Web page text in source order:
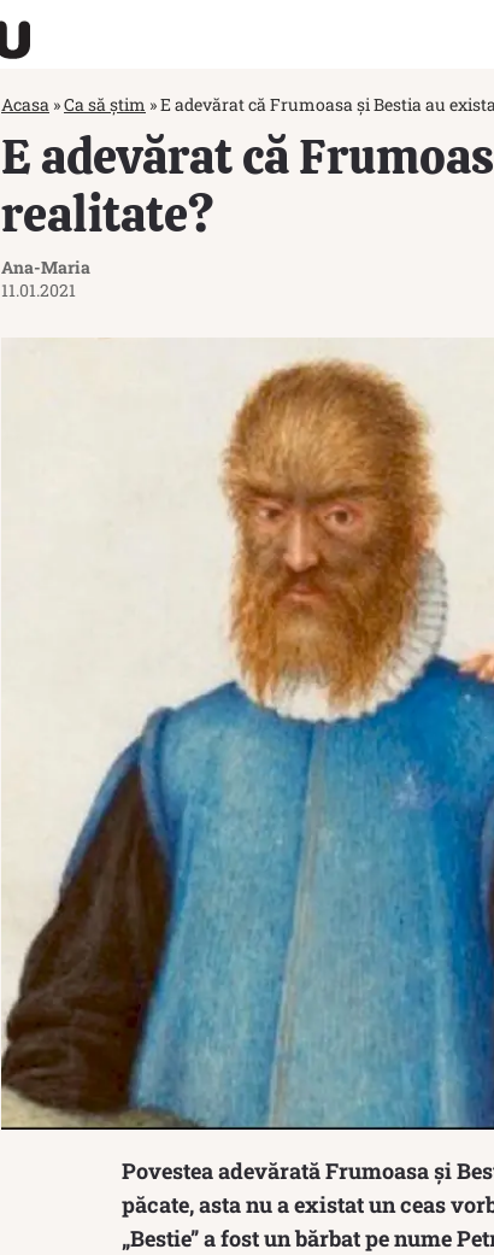
Acasa »Ca să știm »E adevărat că Frumoasa și Bestia au
E adevărat că
realitate?
Ana-Maria
11.01.2021
Povestea adevărată Frumoasa și
păcate, asta nu a existat un ceas
„Bestie” a fost un bărbat pe nume